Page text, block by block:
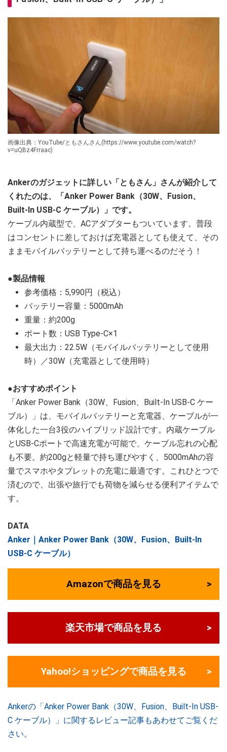
画像出典：YouTube/ともさんさん(https://www.youtube.com/watch?
v=uQBz4Frraac)
Ankerのガジェットに詳しい「ともさん」さんが紹介して
くれたのは、「Anker Power Bank（30W、Fusion、
Built-In USB-C ケーブル）」です。
ケーブル内蔵型で、ACアダプターもついています。普段
はコンセントに差しておけば充電器としても使えて、その
ままモバイルバッテリーとして持ち運べるのだそう！
●製品情報
参考価格：5,990円（税込）
バッテリー容量：5000mAh
重量：約200g
ポート数：USB Type-C×1
最大出力：22.5W（モバイルバッテリーとして使用
時）／30W（充電器として使用時）
●おすすめポイント
「Anker Power Bank（30W、Fusion、Built-In USB-C ケー
ブル）」は、モバイルバッテリーと充電器、ケーブルが一
体化した一台3役のハイブリッド設計です。内蔵ケーブル
とUSB-Cポートで高速充電が可能で、ケーブル忘れの心配
も不要。約200gと軽量で持ち運びやすく、5000mAhの容
量でスマホやタブレットの充電に最適です。これひとつで
済むので、出張や旅行でも荷物を減らせる便利アイテムで
す。
DATA
Anker｜Anker Power Bank（30W、Fusion、Built-In
USB-C ケーブル）
Amazonで商品を見る
楽天市場で商品を見る
Yahoo!ショッピングで商品を見る
Ankerの「Anker Power Bank（30W、Fusion、Built-In USB-
C ケーブル）」に関するレビュー記事もあわせてご覧くだ
さい。